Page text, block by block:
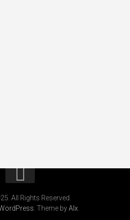
All Rights Reserved.
. Theme byAlx